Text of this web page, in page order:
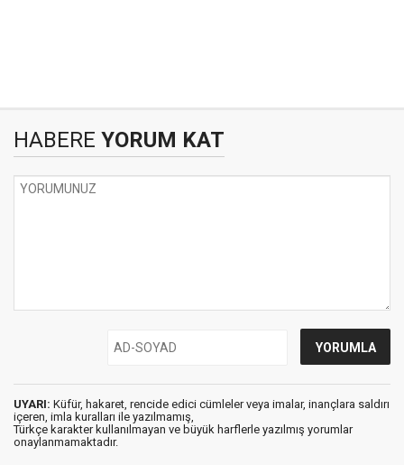
HABERE YORUM KAT
UYARI: Küfür, hakaret, rencide edici cümleler veya imalar, inançlara saldırı
içeren, imla kuralları ile yazılmamış,
Türkçe karakter kullanılmayan ve büyük harflerle yazılmış yorumlar
onaylanmamaktadır.